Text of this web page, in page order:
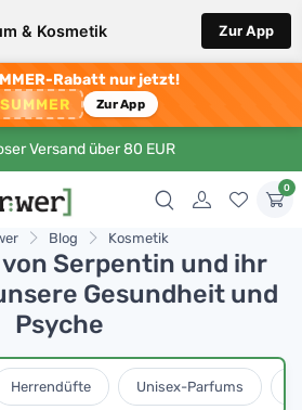
& Kosmetik Zur App
Rabatt nur jetzt!
SUMMER Zur App
Versand über 80 EUR
0
Blog Kosmetik
von Serpentin und ihr
Gesundheit und
Psyche
Herrendüfte Unisex-Parfums